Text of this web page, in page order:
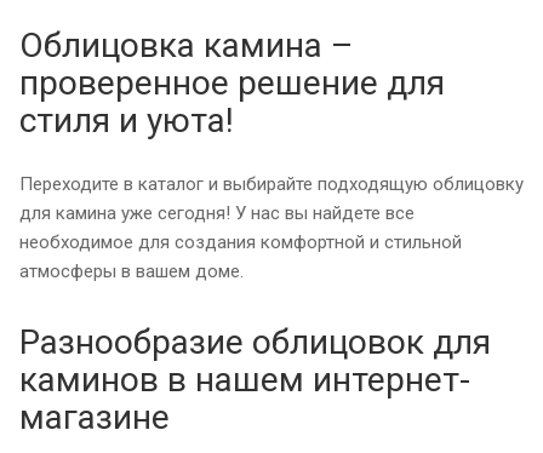
Облицовка камина –
проверенное решение для
стиля и уюта!
Переходите в каталог и выбирайте подходящую облицовку
для камина уже сегодня! У нас вы найдете все
необходимое для создания комфортной и стильной
атмосферы в вашем доме.
Разнообразие облицовок для
каминов в нашем интернет-
магазине